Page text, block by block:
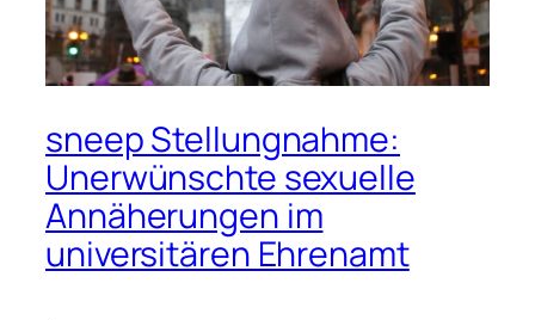
sneep Stellungnahme:
Unerwünschte sexuelle
Annäherungen im
universitären Ehrenamt